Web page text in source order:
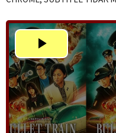
Play
Video